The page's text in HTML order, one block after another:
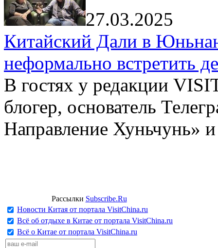
27.03.2025
Китайский Дали в
неформально встретить
В гостях у редакции
блогер, основатель
Направление Хуньчунь»
Рассылки Subscribe.Ru
Новости Китая от портала VisitChina.ru
Всё об отдыхе в Китае от портала VisitChina.ru
Всё о Китае от портала VisitChina.ru